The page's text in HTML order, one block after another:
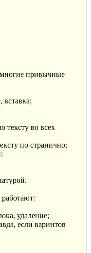
многие привычные
вставка;
тексту во всех
по странично;
удаление;
если варинтов